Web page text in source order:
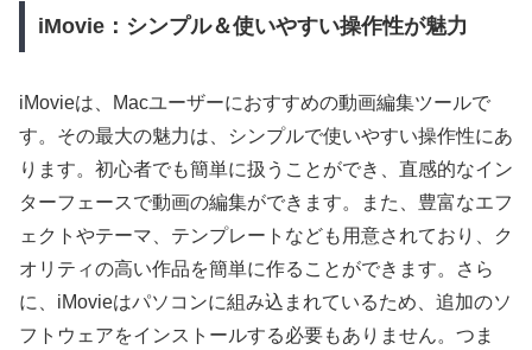
iMovie：シンプル＆使いやすい操作性が魅力
iMovieは、Macユーザーにおすすめの動画編集ツールで
す。その最大の魅力は、シンプルで使いやすい操作性にあ
ります。初心者でも簡単に扱うことができ、直感的なイン
ターフェースで動画の編集ができます。また、豊富なエフ
ェクトやテーマ、テンプレートなども用意されており、ク
オリティの高い作品を簡単に作ることができます。さら
に、iMovieはパソコンに組み込まれているため、追加のソ
フトウェアをインストールする必要もありません。つま